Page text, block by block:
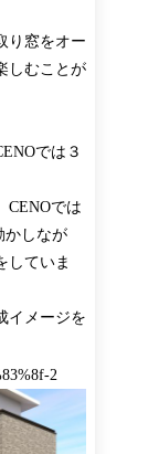
り窓をオー
しむことが
では３
CENOでは
かしなが
していま
イメージを